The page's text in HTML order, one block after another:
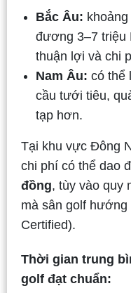
Bắc Âu:
đương 3–7 triệu
thuận lợi và chi
Nam Âu: có thể
cầu tưới tiêu,
tạp hơn.
Tại khu vực Đông
chi phí có thể dao
đồng, tùy vào quy
mà sân golf hướng
Certified).
Thời gian trung
golf đạt chuẩn: